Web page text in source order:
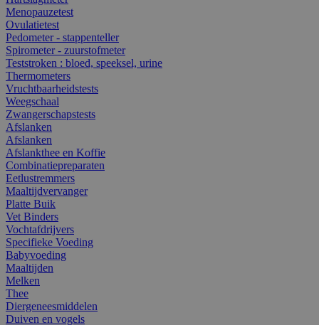
Menopauzetest
Ovulatietest
Pedometer - stappenteller
Spirometer - zuurstofmeter
Teststroken : bloed, speeksel, urine
Thermometers
Vruchtbaarheidstests
Weegschaal
Zwangerschapstests
Afslanken
Afslanken
Afslankthee en Koffie
Combinatiepreparaten
Eetlustremmers
Maaltijdvervanger
Platte Buik
Vet Binders
Vochtafdrijvers
Specifieke Voeding
Babyvoeding
Maaltijden
Melken
Thee
Diergeneesmiddelen
Duiven en vogels